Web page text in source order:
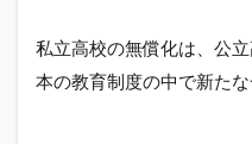
はずる
い！：
疑問と
私立高校の無償化は、公
本の教育制度の中で新たな